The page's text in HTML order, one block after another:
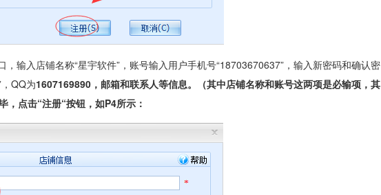
，输入店铺名称“星宇软件”，账号输入用户手机号“18703670637”，输入新密码和确认密
QQ为1607169890 ，邮箱和联系人等信息。（其中店铺名称和账号这两项是必输项，其
，点击“注册“按钮，如P4所示：